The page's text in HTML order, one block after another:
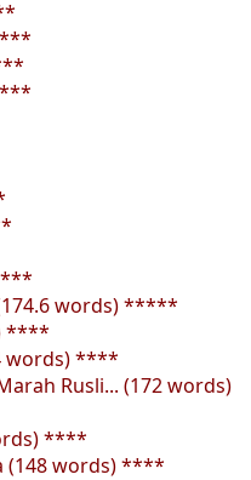
words) *****
****
words) ****
Rusli... (172 words)
****
(148 words) ****